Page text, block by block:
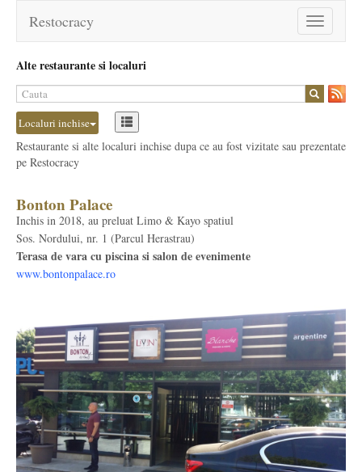
Toggle
navigation
Restocracy
Alte restaurante si localuri
Localuri inchise
Restaurante si alte localuri inchise dupa ce au fost vizitate sau prezentate
pe Restocracy
Bonton Palace
Inchis in 2018, au preluat Limo & Kayo spatiul
Sos. Nordului, nr. 1 (Parcul Herastrau)
Terasa de vara cu piscina si salon de evenimente
www.bontonpalace.ro